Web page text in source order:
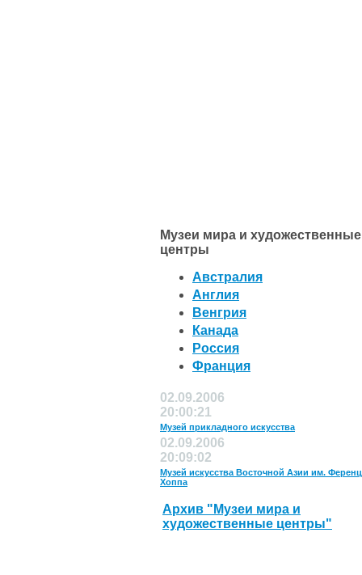
Музеи мира и художественные
центры
Австралия
Англия
Венгрия
Канада
Россия
Франция
02.09.2006
20:00:21
Музей прикладного искусства
02.09.2006
20:09:02
Музей искусства Восточной Азии им.
Хоппа
Архив "Музеи мира и
художественные центры"